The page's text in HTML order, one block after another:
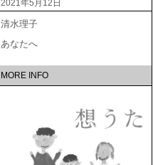
2021年5月12日
清水理子
あなたへ
MORE INFO